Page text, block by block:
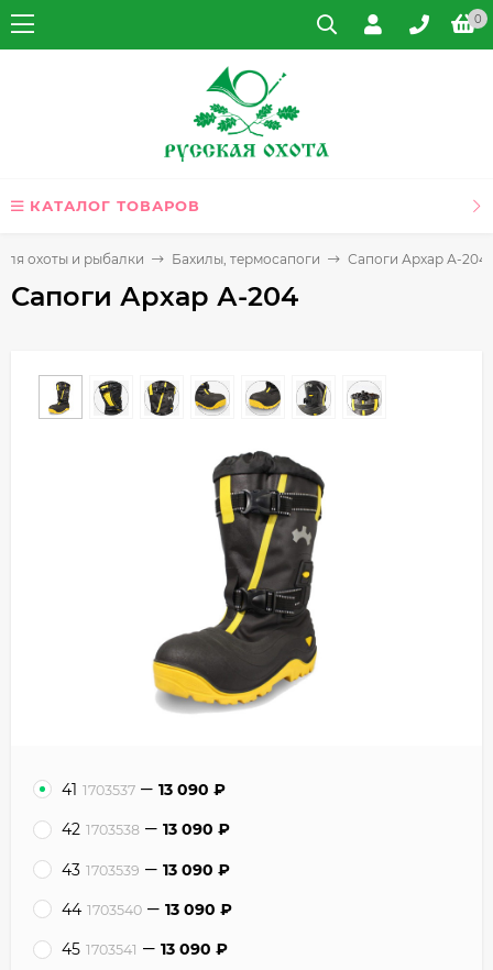
0
КАТАЛОГ ТОВАРОВ
охоты и рыбалки Бахилы, термосапоги Сапоги Архар А-204
Сапоги Архар А-204
41 1703537 13 090 ₽
42 1703538 13 090 ₽
43 1703539 13 090 ₽
44 1703540 13 090 ₽
45 1703541 13 090 ₽